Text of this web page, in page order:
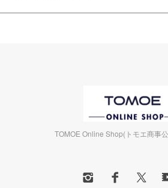
TOMOE Online Shop(トモエ商事